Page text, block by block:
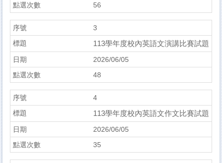
56
3
113學年度校內英語文演講比賽試題
2026/06/05
48
4
113學年度校內英語文作文比賽試題
2026/06/05
35